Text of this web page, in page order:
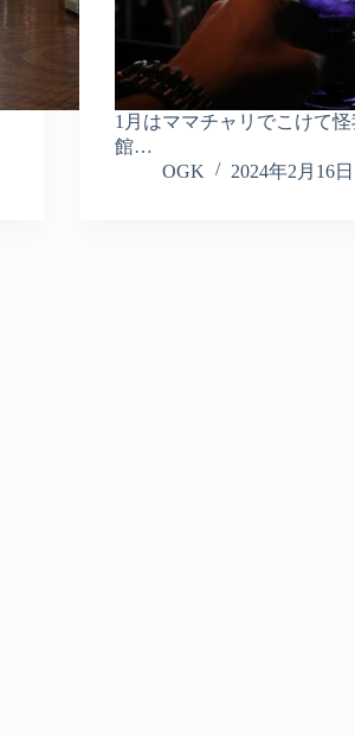
1月はママチャリでこけて
館…
OGK
2024年2月16日